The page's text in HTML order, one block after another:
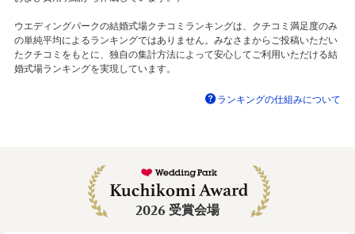
ウエディングパークの結婚式場クチコミランキングは、クチコミ満足度のみ
の単純平均によるランキングではありません。みなさまからご投稿いただい
たクチコミをもとに、独自の集計方法によって安心してご利用いただける結
婚式場ランキングを実現しています。
ランキングの仕組みについて
2026 受賞会場